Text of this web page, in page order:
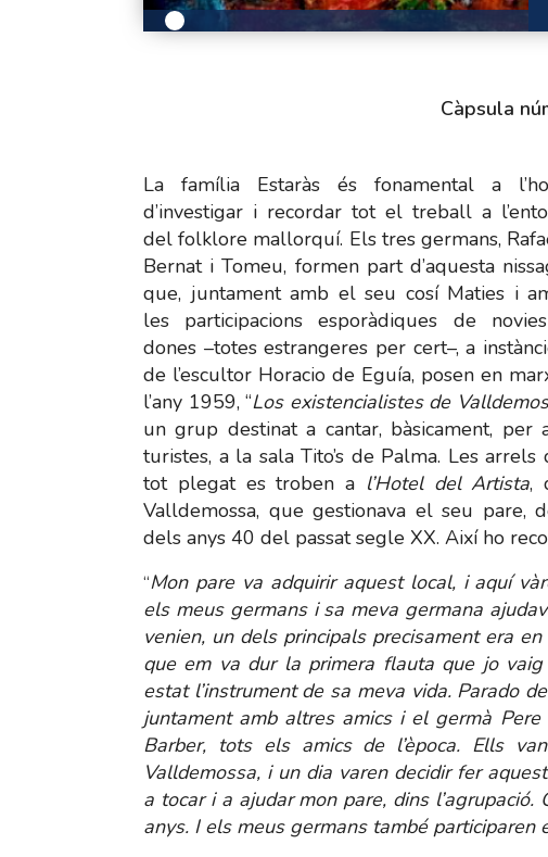
Càpsula
La família Estaràs és fonamental a
d’investigar i recordar tot el treball a
del folklore mallorquí. Els tres germans,
Bernat i Tomeu, formen part d’aquesta
que, juntament amb el seu cosí Maties i
les participacions esporàdiques de
dones –totes estrangeres per cert–, a
de l’escultor Horacio de Eguía, posen en
l’any 1959, “Los existencialistes de
un grup destinat a cantar, bàsicament, per
turistes, a la sala Tito’s de Palma. Les arrels
tot plegat es troben a l’Hotel del Artista,
Valldemossa, que gestionava el seu pare,
dels anys 40 del passat segle XX. Així ho
“Mon pare va adquirir aquest local, i aquí
els meus germans i sa meva germana
venien, un dels principals precisament era
que em va dur la primera flauta que jo
estat l’instrument de sa meva vida. Parado
juntament amb altres amics i el germà
Barber, tots els amics de l’època. Ells
Valldemossa, i un dia varen decidir fer
a tocar i a ajudar mon pare, dins
anys. I els meus germans també participaren